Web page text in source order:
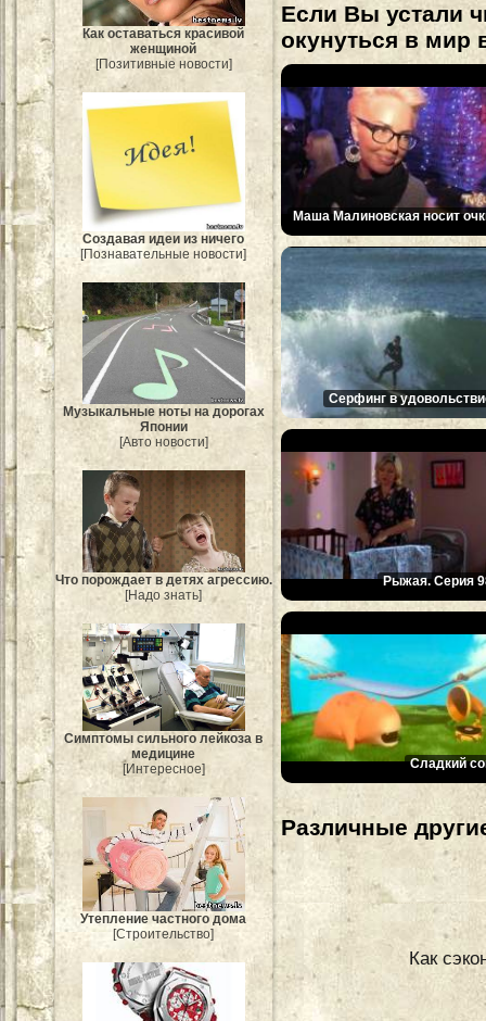
Как оставаться красивой
женщиной
[Позитивные новости]
Создавая идеи из ничего
[Познавательные новости]
Музыкальные ноты на дорогах
Японии
[Авто новости]
Что порождает в детях агрессию.
[Надо знать]
Симптомы сильного лейкоза в
медицине
[Интересное]
Утепление частного дома
[Строительство]
Если Вы устали
окунуться в мир
Маша Малиновская носит
Серфинг в
Рыжая. Серия
Сладкий
Различные
Как